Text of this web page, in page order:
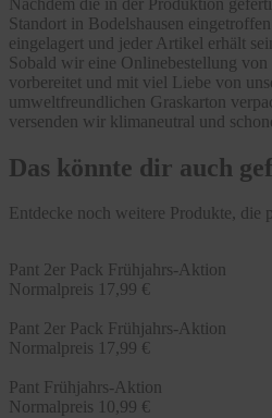
Standort in Bodelshausen
eingelagert und jeder Artikel erhält
Sobald wir eine Onlinebestellung
vorbereitet und mit viel Liebe von
umweltfreundlichen Graskarton
versenden wir klimaneutral und
Das könnte dir auch
Entdecke noch weitere Produkte, die
Pant 2er Pack Frühjahrs-Aktion
Normalpreis 17,99 €
Pant 2er Pack Frühjahrs-Aktion
Normalpreis 17,99 €
Pant Frühjahrs-Aktion
Normalpreis 10,99 €